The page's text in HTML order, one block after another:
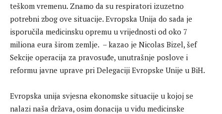
teškom vremenu. Znamo da su respiratori izuzetno
potrebni zbog ove situacije. Evropska Unija do sada je
isporučila medicinsku opremu u vrijednosti od oko 7
miliona eura širom zemlje. – kazao je Nicolas Bizel, šef
Sekcije operacija za pravosuđe, unutrašnje poslove i
reformu javne uprave pri Delegaciji Evropske Unije u BiH.
Evropska unija svjesna ekonomske situacije u kojoj se
nalazi naša država, osim donacija u vidu medicinske